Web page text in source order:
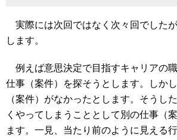
実際には次回ではなく次々回でした
します。
例えば意思決定で目指すキャリアの
仕事（案件）を探そうとします。しか
（案件）がなかったとします。そうし
くやってしまうこととして別の仕事（
ます。一見、当たり前のように見える